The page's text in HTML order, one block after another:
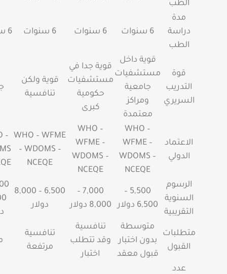
الطب
مدة
دراسة
الطب
6 سنوات 6 سنوات 6 سنوات 6 سنوات
قوة
التدريب
السريري
قوية داخل
مستشفيات
جامعية
ومراكز
معتمدة
قوية جدا في
مستشفيات
حكومية
كبرى
قوية ولكن
تنافسية
الاعتماد
الدولي
WHO –
WFME –
WDOMS –
NCEQE
WHO –
WFME –
WDOMS –
NCEQE
WHO – WFME
– WDOMS –
NCEQE
–
الرسوم
السنوية
التقريبية
5,500 –
6,500 دولار
7,000 –
8,000 دولار
6,500 – 8,000
دولار
متطلبات
القبول
متوسطة
بدون اختبار
قبول معقد
تنافسية
وقد تتطلب
اختبار
تنافسية
مرتفعة
عدد